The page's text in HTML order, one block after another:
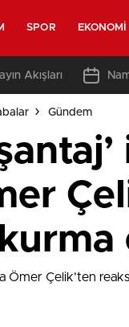
SPOR EKONOMI
Akışları
Gündem